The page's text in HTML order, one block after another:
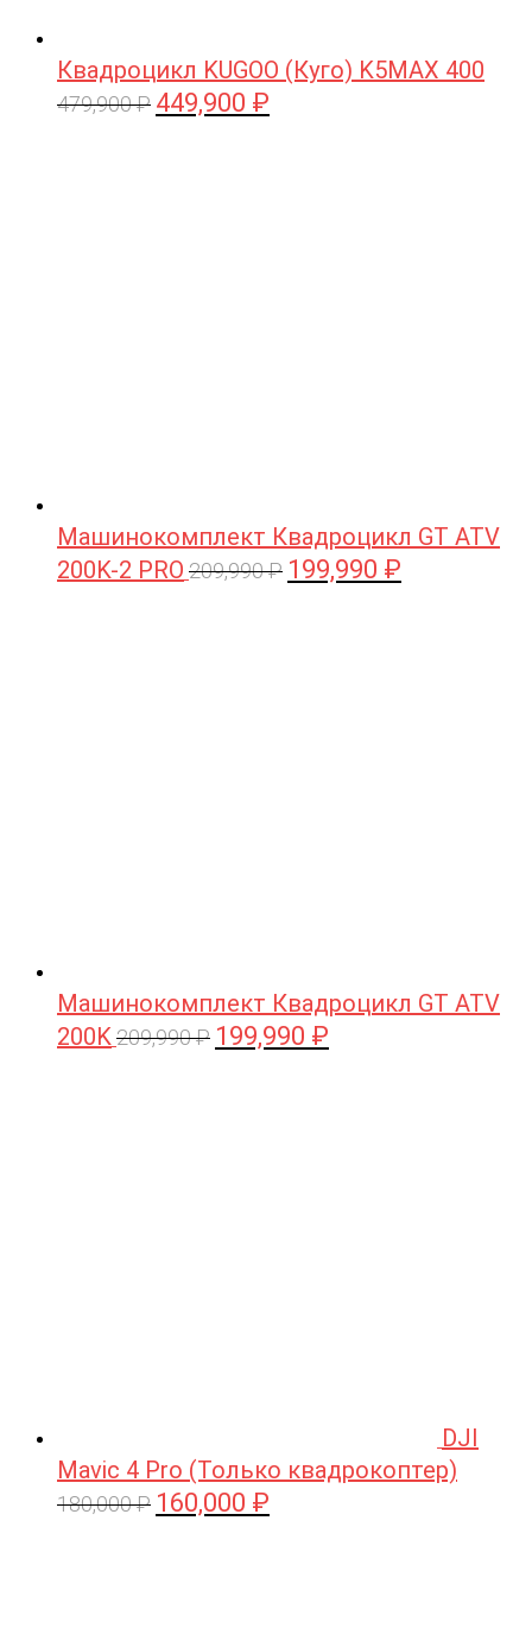
Квадроцикл KUGOO (Куго) K5MAX 400
479,900₽ Первоначальная
449,900 ₽
Машинокомплект Квадроцикл GT ATV
200K-2 PRO 209,990₽ Первоначальная
199,990 ₽
Машинокомплект Квадроцикл GT ATV
200K 209,990₽ Первоначальная
199,990 ₽
DJI
Mavic 4 Pro (Только квадрокоптер)
180,000₽ Первоначальная
160,000 ₽